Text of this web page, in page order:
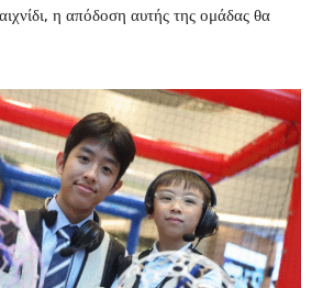
η απόδοση αυτής της ομάδας θα